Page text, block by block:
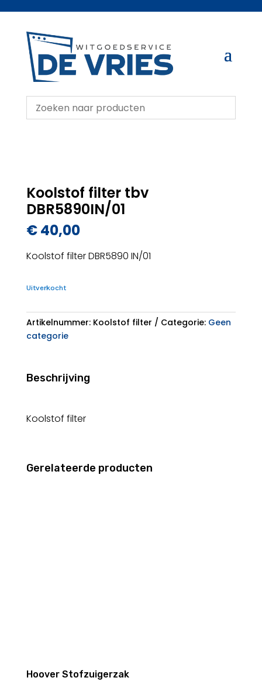
Koolstof filter tbv
DBR5890IN/01
€40,00
Koolstof filter DBR5890 IN/01
Uitverkocht
Artikelnummer: Koolstof filter Categorie: Geen
categorie
Beschrijving
Koolstof filter
Gerelateerde producten
Hoover Stofzuigerzak